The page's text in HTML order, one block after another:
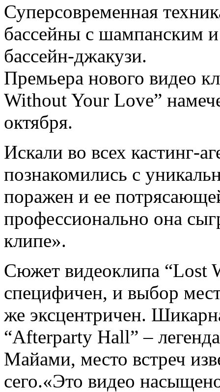
Суперсовременная
бассейны с шампанским
бассейн-джакузи.
Премьера нового видео
Without Your Love”
октября.
Искали во всех кастинг-
познакомились с
поражен и ее
профессионально она
клипе».
Сюжет видеоклипа “Lost
специфичен, и выбор
же эксцентричен.
“Afterparty Hall” –
Майами, место встреч
сего.«Это видео